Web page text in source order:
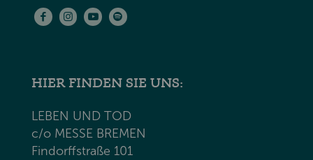
HIER FINDEN SIE UNS:
LEBEN UND TOD
c/o MESSE BREMEN
Findorffstraße 101